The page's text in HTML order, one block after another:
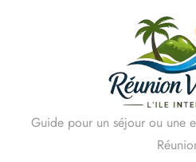
Guide pour un séjour ou une